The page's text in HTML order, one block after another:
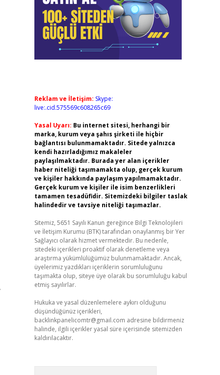
Reklam ve İletişim: Skype:
live:.cid.575569c608265c69
Yasal Uyarı: Bu internet sitesi, herhangi bir
marka, kurum veya şahıs şirketi ile hiçbir
bağlantısı bulunmamaktadır. Sitede yalnızca
kendi hazırladığımız makaleler
paylaşılmaktadır. Burada yer alan içerikler
haber niteliği taşımamakta olup, gerçek kurum
ve kişiler hakkında paylaşım yapılmamaktadır.
Gerçek kurum ve kişiler ile isim benzerlikleri
tamamen tesadüfidir. Sitemizdeki bilgiler taslak
halindedir ve tavsiye niteliği taşımazlar.
Sitemiz, 5651 Sayılı Kanun gereğince Bilgi Teknolojileri
ve İletişim Kurumu (BTK) tarafından onaylanmış bir Yer
Sağlayıcı olarak hizmet vermektedir. Bu nedenle,
sitedeki içerikleri proaktif olarak denetleme veya
araştırma yükümlülüğümüz bulunmamaktadır. Ancak,
üyelerimiz yazdıkları içeriklerin sorumluluğunu
taşımakta olup, siteye üye olarak bu sorumluluğu kabul
etmiş sayılırlar.
Hukuka ve yasal düzenlemelere aykırı olduğunu
düşündüğünüz içerikleri,
backlinkpanelicomtr@gmail.com adresine bildirmeniz
halinde, ilgili içerikler yasal süre içerisinde sitemizden
kaldırılacaktır.